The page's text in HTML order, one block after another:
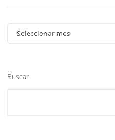
Seleccionar mes
Buscar